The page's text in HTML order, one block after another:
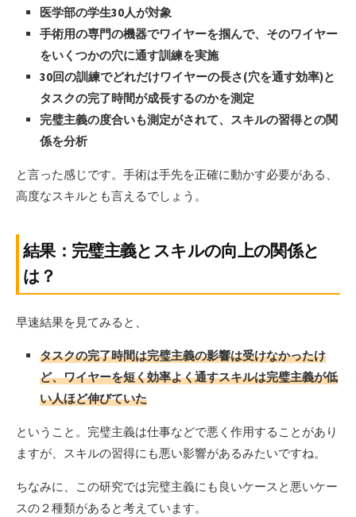
医学部の学生30人が対象
手術用の専門の機器でワイヤーを掴んで、そのワイヤー
をいくつかの穴に通す訓練を実施
30回の訓練でどれだけワイヤーの長さ(穴を通す効率)と
タスクの完了時間が成長するのかを測定
完璧主義の度合いも測定がされて、スキルの習得との関
係を分析
と言った感じです。手術は手先を正確に動かす必要がある、
高度なスキルとも言えるでしょう。
結果：完璧主義とスキルの向上の関係と
は？
早速結果を見てみると、
タスクの完了時間は完璧主義の影響は受けなかったけ
ど、ワイヤーを短く効率よく通すスキルは完璧主義が低
い人ほど伸びていた
ということ。完璧主義は仕事などで悪く作用することがあり
ますが、スキルの習得にも悪い影響があるみたいですね。
ちなみに、この研究では完璧主義にも良いケースと悪いケー
スの２種類があると考えています。